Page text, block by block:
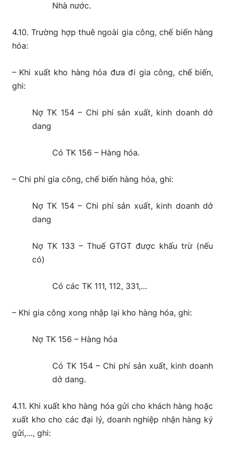
Nhà nước.
4.10. Trường hợp thuê ngoài gia công, chế biến hàng
hóa:
– Khi xuất kho hàng hóa đưa đi gia công, chế biến,
ghi:
Nợ TK 154 – Chi phí sản xuất, kinh doanh dở
dang
Có TK 156 – Hàng hóa.
– Chi phí gia công, chế biến hàng hóa, ghi:
Nợ TK 154 – Chi phí sản xuất, kinh doanh dở
dang
Nợ TK 133 – Thuế GTGT được khấu trừ (nếu
có)
Có các TK 111, 112, 331,…
– Khi gia công xong nhập lại kho hàng hóa, ghi:
Nợ TK 156 – Hàng hóa
Có TK 154 – Chi phí sản xuất, kinh doanh
dở dang.
4.11. Khi xuất kho hàng hóa gửi cho khách hàng hoặc
xuất kho cho các đại lý, doanh nghiệp nhận hàng ký
gửi,…, ghi: